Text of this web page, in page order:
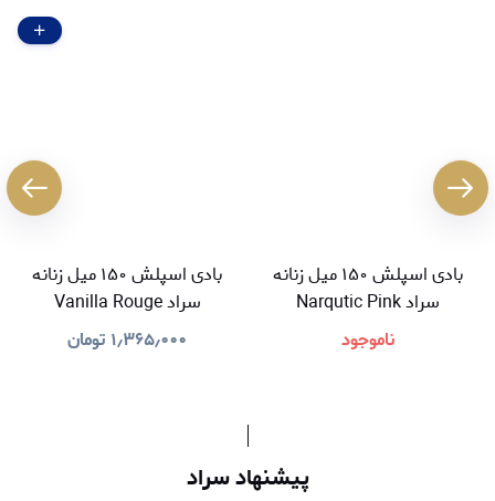
بادی اسپلش ۱۵۰ میل زنانه
سراد Narqutic Pink
ناموجود
بادی اسپلش ۱۵۰ میل زنانه
سراد Vanilla Rouge
۱٫۳۶۵٫۰۰۰ تومان
پیشنهاد سراد